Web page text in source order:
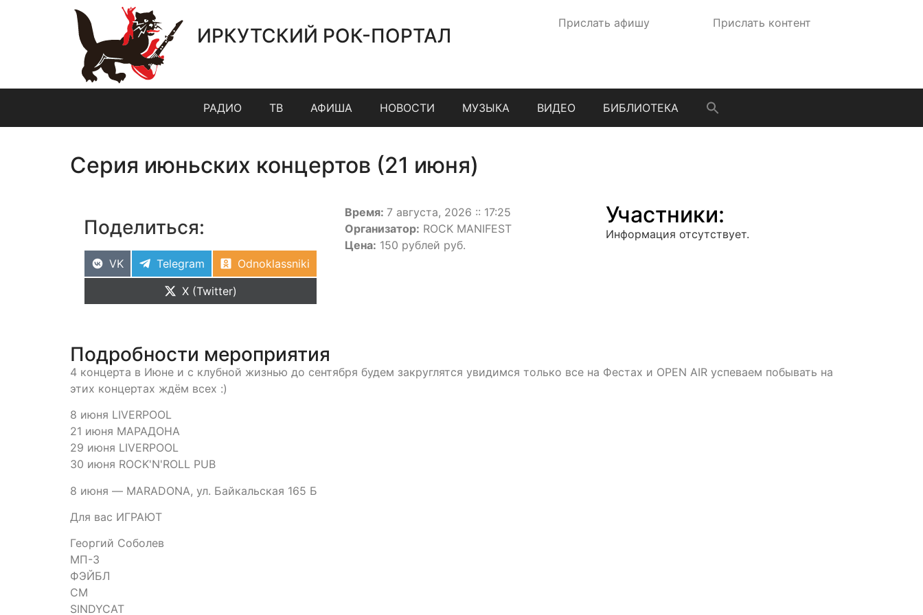
ИРКУТСКИЙ РОК-ПОРТАЛ
Прислать афишу Прислать контент
РАДИО ТВ АФИША НОВОСТИ МУЗЫКА ВИДЕО БИБЛИОТЕКА
Серия июньских концертов (21 июня)
Поделиться:
VK Telegram
Odnoklassniki
X (Twitter)
Время: 7 августа, 2026 :: 17:25
Организатор: ROCK MANIFEST
Цена: 150 рублей руб.
Участники:
Информация отсутствует.
Подробности мероприятия
4 концерта в Июне и с клубной жизнью до сентября будем закруглятся увидимся только все на Фестах и OPEN AIR успеваем побывать на
этих концертах ждём всех :)
8 июня LIVERPOOL
21 июня МАРАДОНА
29 июня LIVERPOOL
30 июня ROCK'N'ROLL PUB
8 июня — MARADONA, ул. Байкальская 165 Б
Для вас ИГРАЮТ
Георгий Соболев
МП-3
ФЭЙБЛ
СМ
SINDYCAT